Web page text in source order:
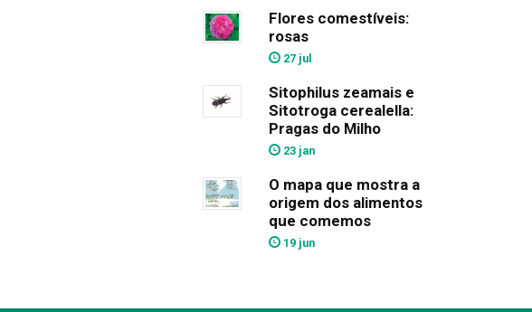
Flores comestíveis:
rosas
27 jul
Sitophilus zeamais e
Sitotroga cerealella:
Pragas do Milho
23 jan
O mapa que mostra a
origem dos alimentos
que comemos
19 jun